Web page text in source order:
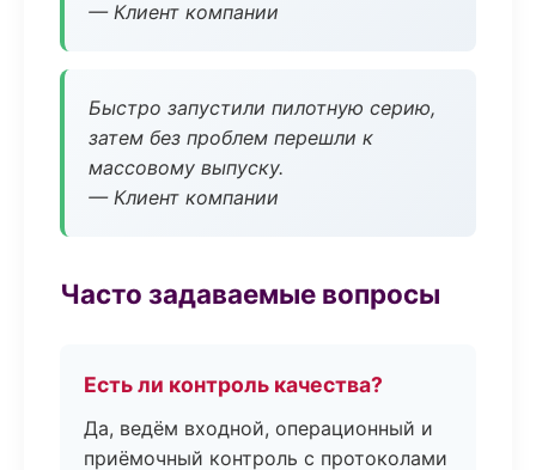
— Клиент компании
Быстро запустили пилотную серию,
затем без проблем перешли к
массовому выпуску.
— Клиент компании
Часто задаваемые вопросы
Есть ли контроль качества?
Да, ведём входной, операционный и
приёмочный контроль с протоколами